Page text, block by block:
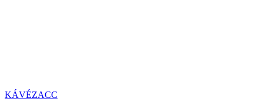
KÁVÉZACC